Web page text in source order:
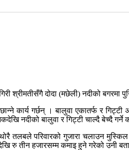
श्रीमतीसँगै दोदा (मछेली) नदीको बगरमा
कार्य गर्छन् । बालुवा एकातर्फ र
नदीको बालुवा र गिट्टी चाल्दै बेच्दै गर्ने
तलबले परिवारको गुजारा चलाउन
रु तीन हजारसम्म कमाइ हुने गरेको उनी